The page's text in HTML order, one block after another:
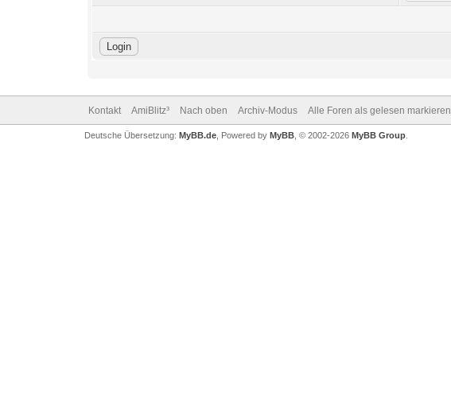
Kontakt AmiBlitz³ Nach oben Archiv-Modus Alle Foren als gelesen markieren
Deutsche Übersetzung: MyBB.de, Powered by MyBB, © 2002-2026 MyBB Group.